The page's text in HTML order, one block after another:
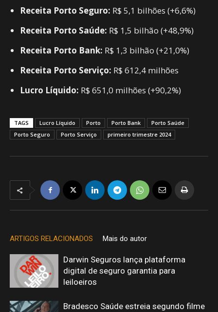
Receita Porto Seguro: R$ 5,1 bilhões (+6,6%)
Receita Porto Saúde: R$ 1,5 bilhão (+48,9%)
Receita Porto Bank: R$ 1,3 bilhão (+21,0%)
Receita Porto Serviço: R$ 612,4 milhões
Lucro Líquido: R$ 651,0 milhões (+90,2%)
TAGS Lucro Líquido Porto Porto Bank
Porto Saúde
Porto Seguro
Porto Serviço primeiro trimestre 2024
ARTIGOS RELACIONADOS Mais do autor
Darwin Seguros lança plataforma
digital de seguro garantia para
leiloeiros
Bradesco Saúde estreia segundo filme